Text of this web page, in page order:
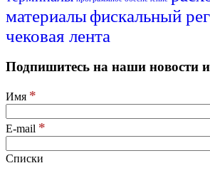
материалыфискальный
чековая лента
Подпишитесь на наши новости
Имя *
E-mail *
Списки